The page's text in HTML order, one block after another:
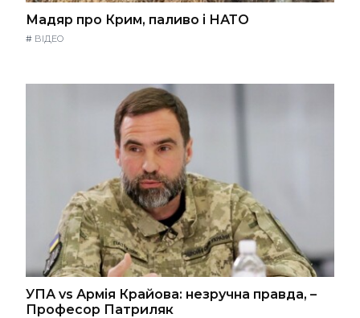
Мадяр про Крим, паливо і НАТО
# ВІДЕО
УПА vs Армія Крайова: незручна правда, –
Професор Патриляк